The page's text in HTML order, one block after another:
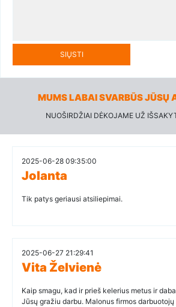
SIŲSTI
MUMS LABAI SVARBŪS JŪSŲ
NUOŠIRDŽIAI DĖKOJAME UŽ
2025-06-28 09:35:00
Jolanta
Tik patys geriausi atsiliepimai.
2025-06-27 21:29:41
Vita Želvienė
Kaip smagu, kad ir prieš kelerius metus ir
Jūsų gražiu darbu. Malonus firmos